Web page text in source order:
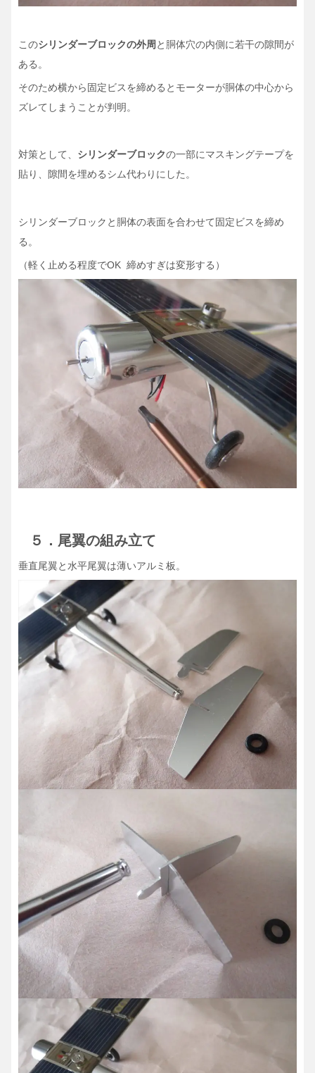
このシリンダーブロックの外周と胴体穴の内側に若干の隙間が
ある。
そのため横から固定ビスを締めるとモーターが胴体の中心から
ズレてしまうことが判明。
対策として、 シリンダーブロックの一部にマスキングテープを
貼り、隙間を埋めるシム代わりにした。
シリンダーブロックと胴体の表面を合わせて固定ビスを締め
る。
（軽く止める程度でOK 締めすぎは変形する）
５．尾翼の組み立て
垂直尾翼と水平尾翼は薄いアルミ板。